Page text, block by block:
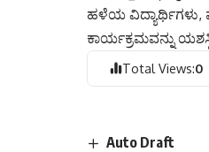
ಹಳೆಯ ವಿದ್ಯಾರ್ಥಿಗಳು,
ಕಾರ್ಯಕ್ರಮವನ್ನು
Total Views:0
Auto Draft